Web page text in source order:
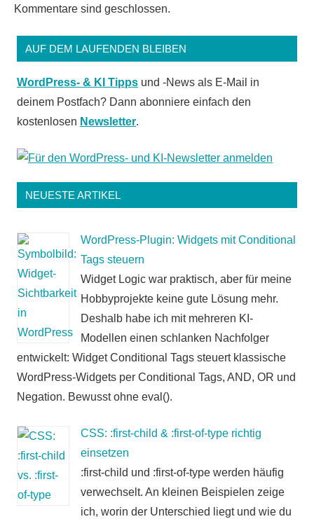
Kommentare sind geschlossen.
AUF DEM LAUFENDEN BLEIBEN
WordPress- & KI Tipps und -News als E-Mail in
deinem Postfach? Dann abonniere einfach den
kostenlosen Newsletter.
NEUESTE ARTIKEL
WordPress-Plugin: Widgets mit Conditional
Tags steuern
Widget Logic war praktisch, aber für meine
Hobbyprojekte keine gute Lösung mehr.
Deshalb habe ich mit mehreren KI-
Modellen einen schlanken Nachfolger
entwickelt: Widget Conditional Tags steuert klassische
WordPress-Widgets per Conditional Tags, AND, OR und
Negation. Bewusst ohne eval().
CSS: :first-child & :first-of-type richtig
einsetzen
:first-child und :first-of-type werden häufig
verwechselt. An kleinen Beispielen zeige
ich, worin der Unterschied liegt und wie du